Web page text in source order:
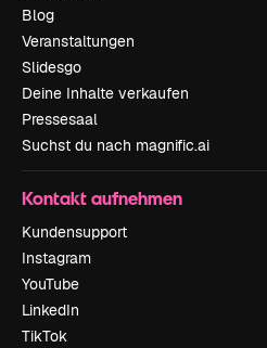
Blog
Veranstaltungen
Slidesgo
Deine Inhalte verkaufen
Pressesaal
Suchst du nach magnific.ai
Kontakt aufnehmen
Kundensupport
Instagram
YouTube
LinkedIn
TikTok